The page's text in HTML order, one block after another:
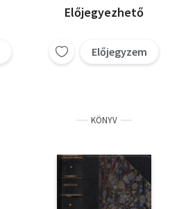
Előjegyezhető
Előjegyzem
KÖNYV